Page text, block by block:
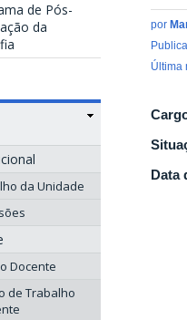
de Pós-
da
da Unidade
Docente
de Trabalho
por
Última
Data